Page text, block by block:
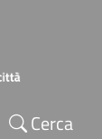
Cerca